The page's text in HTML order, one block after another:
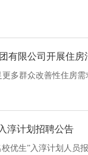
有限公司开展住房
多群众改善性住房
淳计划招聘公告
优生”入淳计划人员